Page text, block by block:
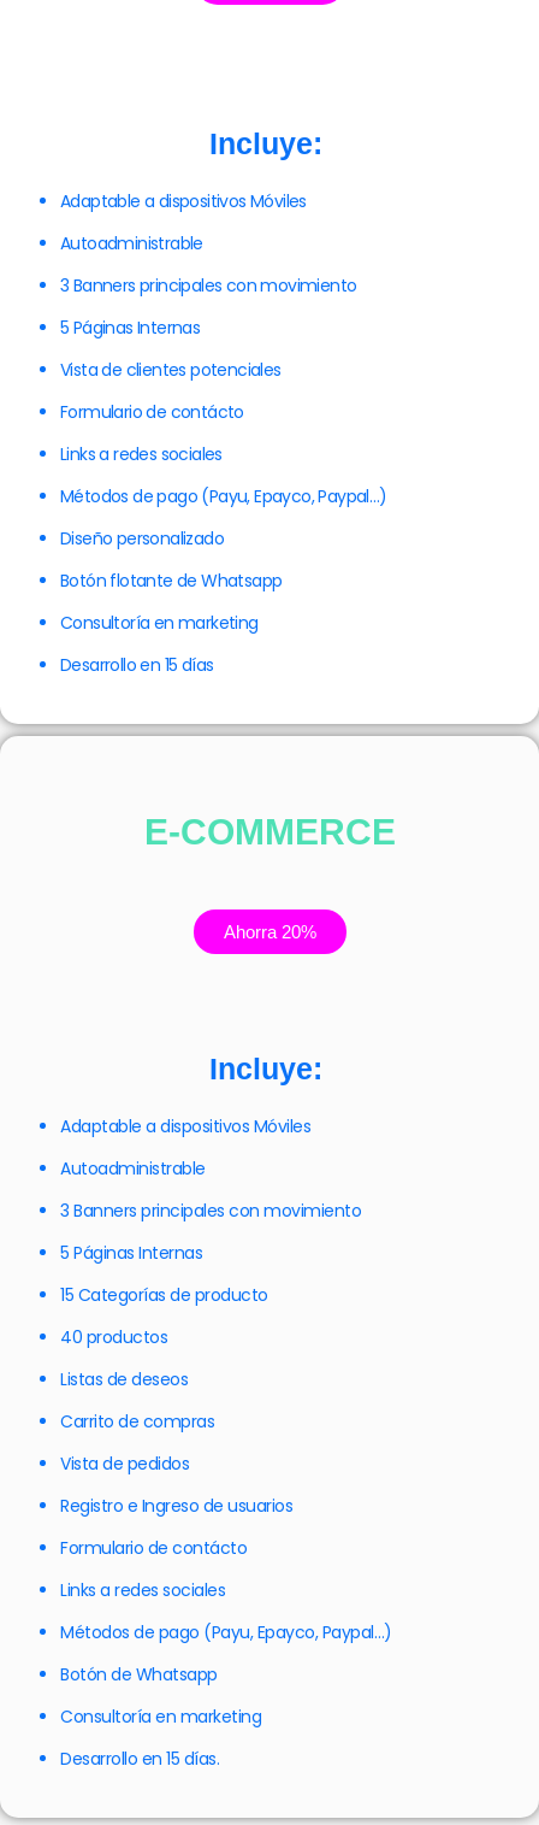
Incluye:
Adaptable a dispositivos Móviles
Autoadministrable
3 Banners principales con movimiento
5 Páginas Internas
Vista de clientes potenciales
Formulario de contácto
Links a redes sociales
Métodos de pago (Payu, Epayco, Paypal…)
Diseño personalizado
Botón flotante de Whatsapp
Consultoría en marketing
Desarrollo en 15 días
E-COMMERCE
Ahorra 20%
Incluye:
Adaptable a dispositivos Móviles
Autoadministrable
3 Banners principales con movimiento
5 Páginas Internas
15 Categorías de producto
40 productos
Listas de deseos
Carrito de compras
Vista de pedidos
Registro e Ingreso de usuarios
Formulario de contácto
Links a redes sociales
Métodos de pago (Payu, Epayco, Paypal…)
Botón de Whatsapp
Consultoría en marketing
Desarrollo en 15 días.